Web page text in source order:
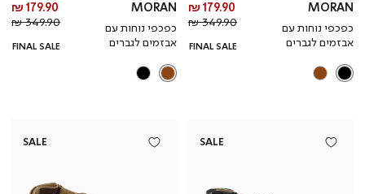
MORAN
כפכפי נוחות עם
אבזמים לגברים
מחיר
מוצר
179.90 ₪
מחיר
רגיל
349.90 ₪
FINAL SALE
MORAN
כפכפי נוחות עם
אבזמים לגברים
179.90 ₪
349.90 ₪
FINAL SALE
SALE
SALE